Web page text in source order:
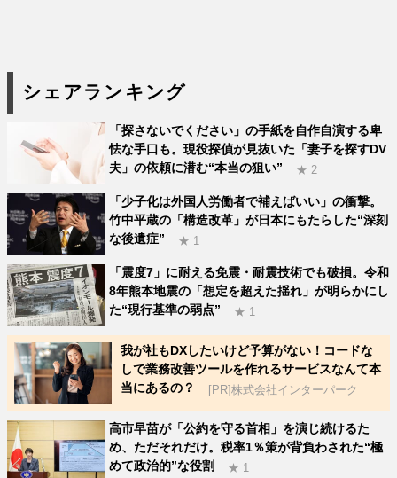
シェアランキング
「探さないでください」の手紙を自作自演する卑
怯な手口も。現役探偵が見抜いた「妻子を探すDV
夫」の依頼に潜む“本当の狙い”
★ 2
「少子化は外国人労働者で補えばいい」の衝撃。
竹中平蔵の「構造改革」が日本にもたらした“深刻
な後遺症”
★ 1
「震度7」に耐える免震・耐震技術でも破損。令和
8年熊本地震の「想定を超えた揺れ」が明らかにし
た“現行基準の弱点”
★ 1
我が社もDXしたいけど予算がない！コードな
しで業務改善ツールを作れるサービスなんて本
当にあるの？
[PR]株式会社インターパーク
高市早苗が「公約を守る首相」を演じ続けるた
め、ただそれだけ。税率1％策が背負わされた“極
めて政治的”な役割
★ 1